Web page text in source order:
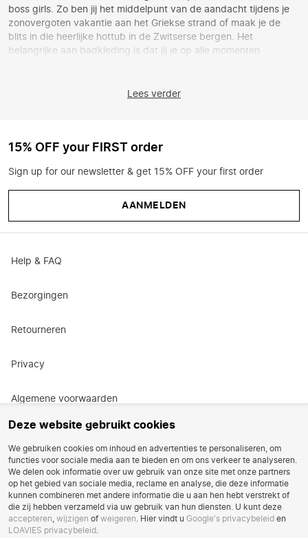
Deze website gebruikt cookies
We gebruiken cookies om inhoud en advertenties te personaliseren, om
functies voor sociale media aan te bieden en om ons verkeer te analyseren.
We delen ook informatie over uw gebruik van onze site met onze partners
op het gebied van sociale media, reclame en analyse, die deze informatie
kunnen combineren met andere informatie die u aan hen hebt verstrekt of
die zij hebben verzameld via uw gebruik van hun diensten. U kunt deze
accepteren wijzigen of weigeren . Hier vindt u Google's privacybeleid en
LOAVIES privacybeleid
boss girls. Zo ben jij het middelpunt van de aandacht tijdens je
zonovergoten vakantie aan het Griekse strand of maak je de
blits in die heerlijke hottub in de Zwitserse bergen. Het
belangrijke aan badkleding is dat jij je op alle momenten
zijn. Get ready voor je volgende vacay in de meest gorgeous
Swimwearvoor dames is er niet alleen in enorm veel soorten en
van een kleurrijke bikini van LOAVIES in het groen of een felroze
bikini? Ga voor zachte pasteltinten of go all out met neon! Het
voordeel van neon roze en groen is dat je er gelijk lekker
zongebruind uit komt te zien. Laat die zelfbruiner maar in de
kast staan en flaneer over de boulevard in je beautiful bikini.
badkleding in basic kleuren, zoals zwart, wit & bruin. Wat dacht
Bikini's
Accessoires
Zwemkleding in verschillende stijlen
verschillende patronen. Swimwear met een bloemetjesprint doet
trek. Dierenprint blijft ook een liefhebber. Wat dacht je van een
bikini met zebra- of luipaardprint? LOAVIES heeft ook dit seizoen
weer deze te gekke printjes aan deswimwear stijlen
toegevoegd. Zowel voor tops als broekjes, in allerlei soorten en
kleuren. Kies bijvoorbeeld een leopard bikini top en een effen
zwart broekje. Voor ieder wat wil(d)s!
Lees verder
15% OFF your FIRST order
Sign up for our newsletter & get 15% OFF your first order
AANMELDEN
Help & FAQ
Bezorgingen
Retourneren
Privacy
Algemene voorwaarden
Actievoorwaarden
Vacatures
Reviews